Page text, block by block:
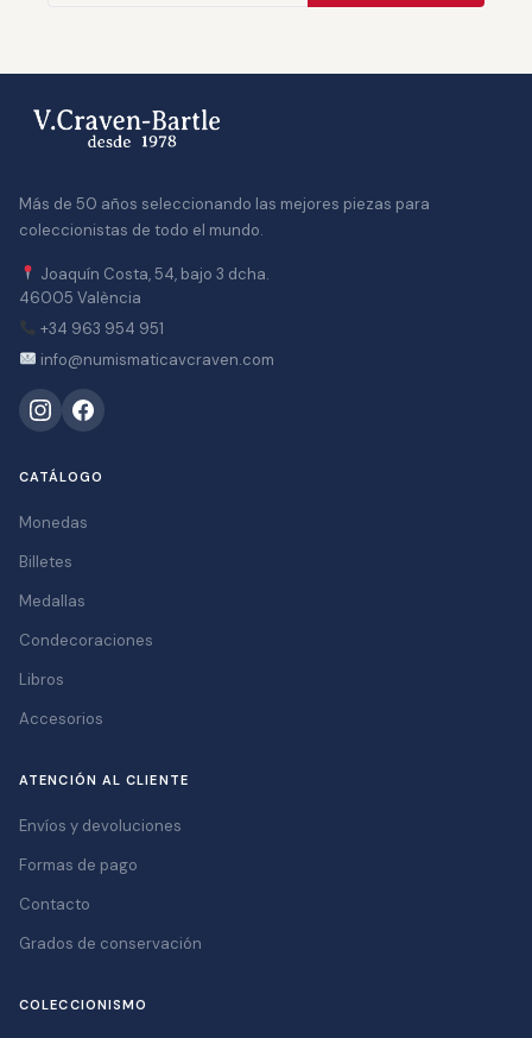
Más de 50 años seleccionando las mejores piezas para
coleccionistas de todo el mundo.
Joaquín Costa, 54, bajo 3 dcha.
46005 València
+34 963 954 951
info@numismaticavcraven.com
CATÁLOGO
Monedas
Billetes
Medallas
Condecoraciones
Libros
Accesorios
ATENCIÓN AL CLIENTE
Envíos y devoluciones
Formas de pago
Contacto
Grados de conservación
COLECCIONISMO